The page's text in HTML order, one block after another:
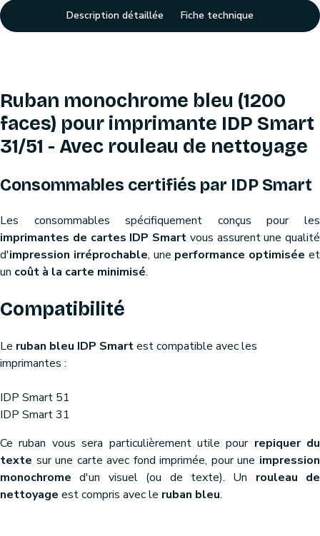
Description détaillée Fiche technique
Ruban monochrome bleu (1200
faces) pour imprimante IDP Smart
31/51 - Avec rouleau de nettoyage
Consommables certifiés par IDP Smart
Les consommables spécifiquement conçus pour les
imprimantes de cartes IDP Smart vous assurent une qualité
d'impression irréprochable, une performance optimisée et
un coût à la carte minimisé.
Compatibilité
Le ruban bleu IDP Smartest compatible avec les
imprimantes :
IDP Smart 51
IDP Smart 31
Ce ruban vous sera particulièrement utile pour repiquer du
texte sur une carte avec fond imprimée, pour une impression
monochrome d'un visuel (ou de texte). Un rouleau de
nettoyage est compris avec le ruban bleu.